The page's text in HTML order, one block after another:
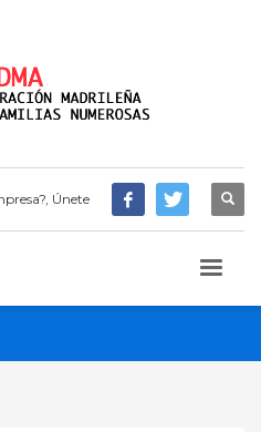
Únete